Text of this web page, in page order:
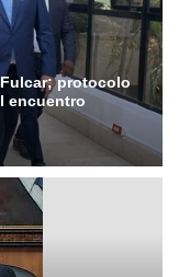
protocolo
encuentro